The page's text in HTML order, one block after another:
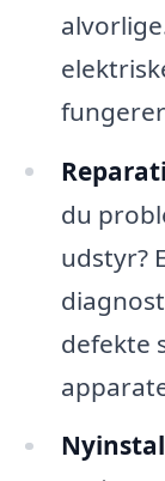
du
udstyr?
defekte